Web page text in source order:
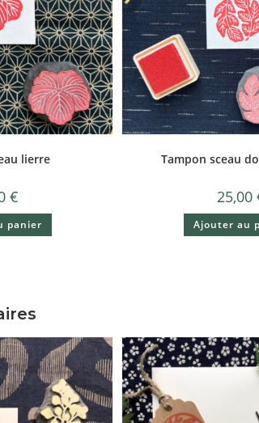
lierre
€
panier
Tampon sceau
25,00
Ajouter au